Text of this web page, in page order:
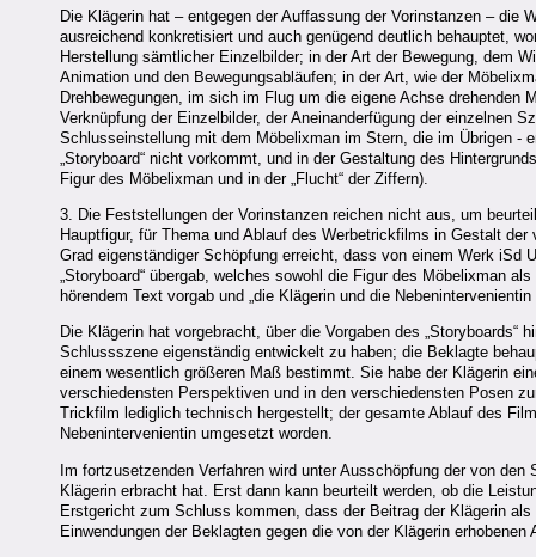
Die Klägerin hat – entgegen der Auffassung der Vorinstanzen –
ausreichend konkretisiert und auch genügend deutlich behauptet,
Herstellung sämtlicher Einzelbilder; in der Art der Bewegung, dem
Animation und den Bewegungsabläufen; in der Art, wie der
Drehbewegungen, im sich im Flug um die eigene Achse drehenden
Verknüpfung der Einzelbilder, der Aneinanderfügung der einzelnen
Schlusseinstellung mit dem Möbelixman im Stern, die im Übrigen -
„Storyboard“ nicht vorkommt, und in der Gestaltung des
Figur des Möbelixman und in der „Flucht“ der Ziffern).
3. Die Feststellungen der Vorinstanzen reichen nicht aus, um
Hauptfigur, für Thema und Ablauf des Werbetrickfilms in Gestalt
Grad eigenständiger Schöpfung erreicht, dass von einem Werk iSd
„Storyboard“ übergab, welches sowohl die Figur des Möbelixman
hörendem Text vorgab und „die Klägerin und die
Die Klägerin hat vorgebracht, über die Vorgaben des
Schlussszene eigenständig entwickelt zu haben; die Beklagte
einem wesentlich größeren Maß bestimmt. Sie habe der Klägerin
verschiedensten Perspektiven und in den verschiedensten Posen
Trickfilm lediglich technisch hergestellt; der gesamte Ablauf des
Nebenintervenientin umgesetzt worden.
Im fortzusetzenden Verfahren wird unter Ausschöpfung der von
Klägerin erbracht hat. Erst dann kann beurteilt werden, ob die
Erstgericht zum Schluss kommen, dass der Beitrag der Klägerin
Einwendungen der Beklagten gegen die von der Klägerin